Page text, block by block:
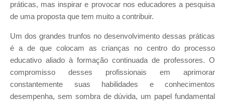
práticas, mas inspirar e provocar nos educadores a pesquisa
de uma proposta que tem muito a contribuir.
Um dos grandes trunfos no desenvolvimento dessas práticas
é a de que colocam as crianças no centro do processo
educativo aliado à formação continuada de professores. O
compromisso desses profissionais em aprimorar
constantemente suas habilidades e conhecimentos
desempenha, sem sombra de dúvida, um papel fundamental